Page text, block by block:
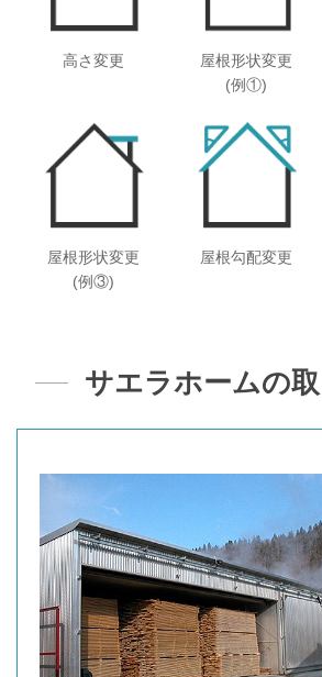
高さ変更
屋根形状変更
(例①)
屋根形状変更
(例③)
屋根勾配変更
サエラホームの